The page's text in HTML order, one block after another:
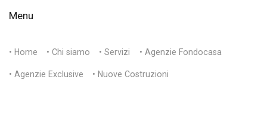
Menu
• Home • Chi siamo • Servizi • Agenzie Fondocasa
• Agenzie Exclusive • Nuove Costruzioni